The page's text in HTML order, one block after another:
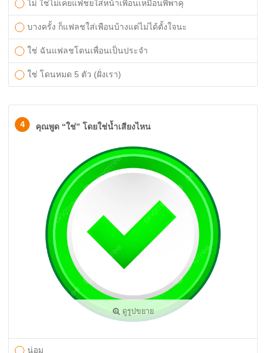
ไม่ ใช่ไม่เคยแฟชยใส่หน้าเพื่อนเหมือนพี่พาคุ
บางครั้ง ก็แฟลชใส่เพือนบ้างแต่ไม่ได้ตั้งใจนะ
ใช่ ฉันแฟลชโดนเพื่อนเป็นประจำ
ใช่ โดนหมด 5 ตัว (ฝั่งเรา)
4 คุณพูด “ใช่” โดยใช่น้ำเสียงไหน
ดูรูปขยาย
น่อม